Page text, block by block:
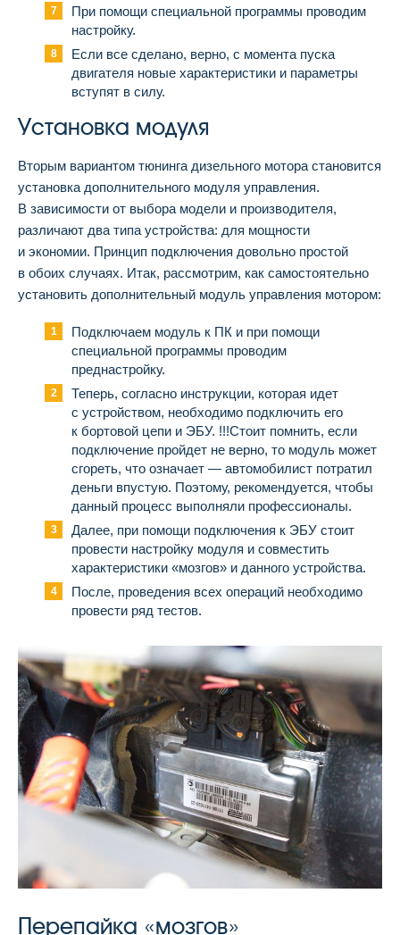
При помощи специальной программы проводим
настройку.
Если все сделано, верно, с момента пуска
двигателя новые характеристики и параметры
вступят в силу.
Установка модуля
Вторым вариантом тюнинга дизельного мотора становится
установка дополнительного модуля управления.
В зависимости от выбора модели и производителя,
различают два типа устройства: для мощности
и экономии. Принцип подключения довольно простой
в обоих случаях. Итак, рассмотрим, как самостоятельно
установить дополнительный модуль управления мотором:
Подключаем модуль к ПК и при помощи
специальной программы проводим
преднастройку.
Теперь, согласно инструкции, которая идет
с устройством, необходимо подключить его
к бортовой цепи и ЭБУ. !!!Стоит помнить, если
подключение пройдет не верно, то модуль может
сгореть, что означает — автомобилист потратил
деньги впустую. Поэтому, рекомендуется, чтобы
данный процесс выполняли профессионалы.
Далее, при помощи подключения к ЭБУ стоит
провести настройку модуля и совместить
характеристики «мозгов» и данного устройства.
После, проведения всех операций необходимо
провести ряд тестов.
Перепайка «мозгов»